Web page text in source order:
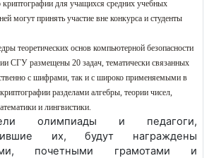
криптографии для учащихся средних учебных
могут принять участие вне конкурса и студенты
теоретических основ компьютерной безопасности
СГУ размещены 20 задач, тематически связанных
с шифрами, так и с широко применяемыми в
разделами алгебры, теории чисел,
и лингвистики.
олимпиады и педагоги,
их, будут награждены
почетными грамотами и